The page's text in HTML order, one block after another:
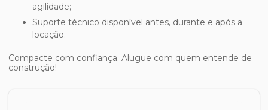
agilidade;
Suporte técnico disponível antes, durante e após a
locação.
Compacte com confiança. Alugue com quem entende de
construção!